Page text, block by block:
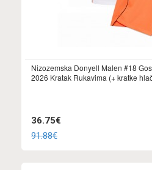
Nizozemska Donyell Malen #18
2026 Kratak Rukavima (+ kratke
36.75€
91.88€